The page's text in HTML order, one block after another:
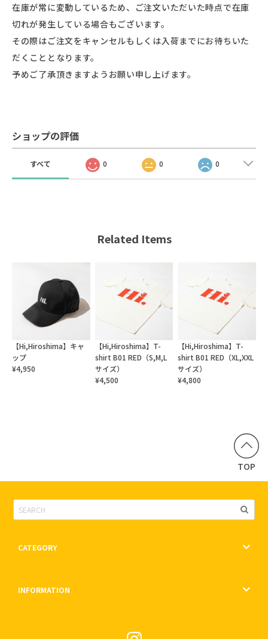
在庫が常に変動しているため、ご注文いただいた時点で在庫
切れが発生している場合もございます。
その際はご注文をキャンセルもしくは入荷までにお待ちいた
だくこととなります。
予めご了承頂きますようお願い申し上げます。
ショップの評価
すべて 0 0 0
Related Items
【Hi,Hiroshima】キャ
ップ
¥4,950
【Hi,Hiroshima】T-
shirt B01 RED（S,M,L
サイズ）
¥4,500
【Hi,Hiroshima】T-
shirt B01 RED（XL,XXL
サイズ）
¥4,800
TOP
CATEGORY
INFORMATION